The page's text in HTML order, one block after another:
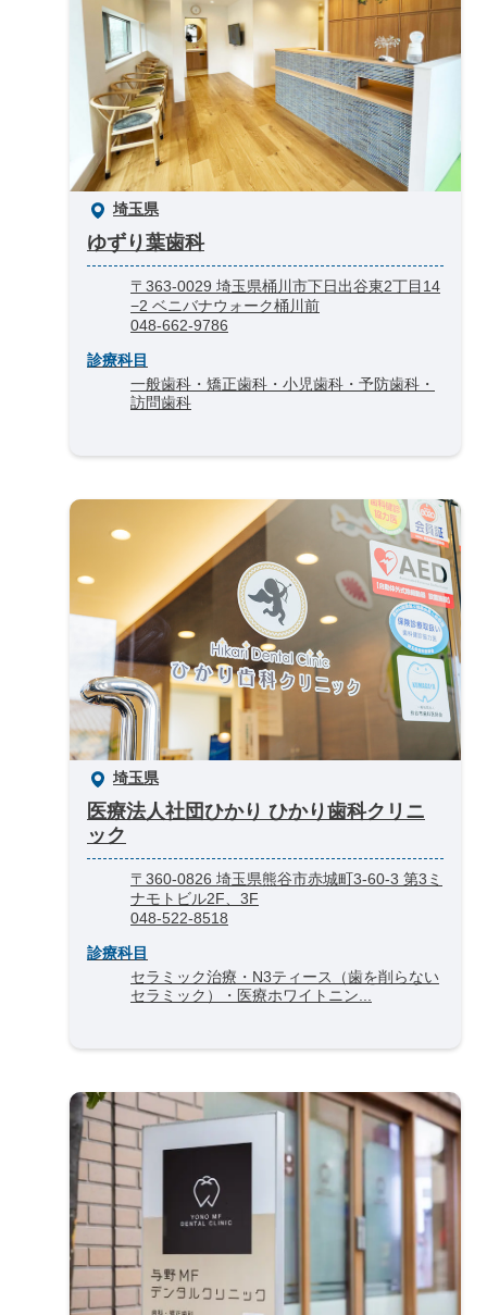
埼玉県
ゆずり葉歯科
〒363-0029 埼玉県桶川市下日出谷東2丁目14
−2 ベニバナウォーク桶川前
048-662-9786
診療科目
一般歯科・矯正歯科・小児歯科・予防歯科・
訪問歯科
埼玉県
医療法人社団ひかり ひかり歯科クリニ
ック
〒360-0826 埼玉県熊谷市赤城町3-60-3 第3ミ
ナモトビル2F、3F
048-522-8518
診療科目
セラミック治療・N3ティース（歯を削らない
セラミック）・医療ホワイトニン...